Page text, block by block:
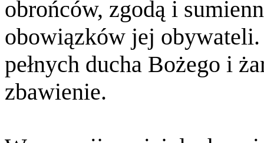
obrońców, zgodą i
obowiązków jej
pełnych ducha Bożego i
zbawienie.